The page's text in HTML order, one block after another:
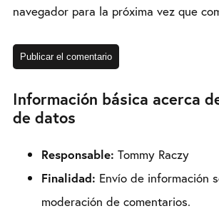
navegador para la próxima vez que
Información básica acerca
de datos
Responsable: Tommy Raczy
Finalidad: Envío de información
moderación de comentarios.